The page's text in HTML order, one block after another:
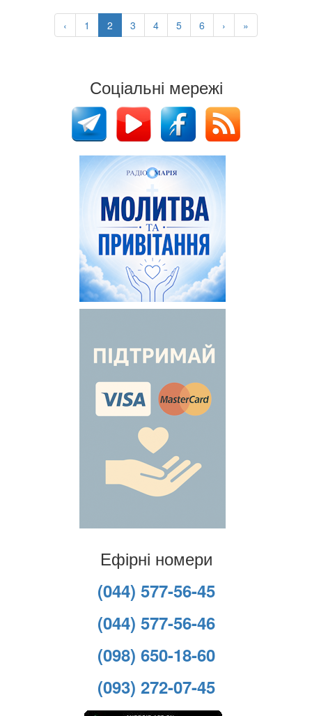
‹ 1 2 3 4 5 6 › »
Соціальні мережі
Ефірні номери
(044) 577-56-45
(044) 577-56-46
(098) 650-18-60
(093) 272-07-45